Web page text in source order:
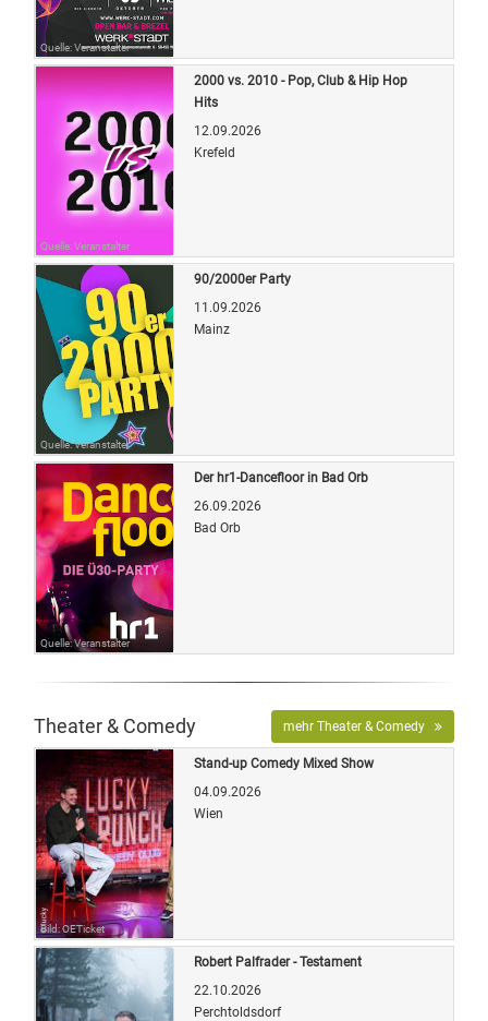
Quelle: Veranstalter
Quelle: Veranstalter
2000 vs. 2010 - Pop, Club & Hip Hop
Hits
12.09.2026
Krefeld
Quelle: Veranstalter
90/2000er Party
11.09.2026
Mainz
Quelle: Veranstalter
Der hr1-Dancefloor in Bad Orb
26.09.2026
Bad Orb
Theater & Comedy mehr Theater & Comedy
Bild: OETicket
Stand-up Comedy Mixed Show
04.09.2026
Wien
Robert Palfrader - Testament
22.10.2026
Perchtoldsdorf